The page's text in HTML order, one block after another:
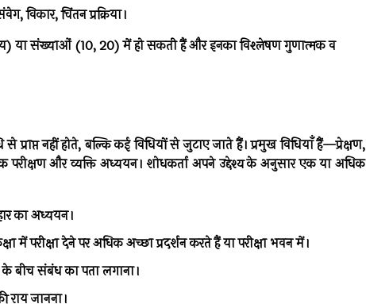
विकार, चिंतन प्रक्रिया।
या संख्याओं (10, 20) में हो सकती हैं और इनका विश्लेषण गुणात्मक व
से प्राप्त नहीं होते, बल्कि कई विधियों से जुटाए जाते हैं। प्रमुख विधियाँ हैं—प्रेक्षण,
परीक्षण और व्यक्ति अध्ययन। शोधकर्ता अपने उद्देश्य के अनुसार एक या अधिक
का अध्ययन।
में परीक्षा देने पर अधिक अच्छा प्रदर्शन करते हैं या परीक्षा भवन में।
बीच संबंध का पता लगाना।
राय जानना।